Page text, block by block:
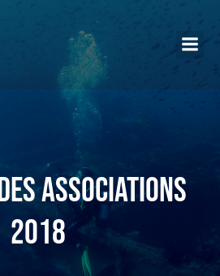
associations
2018